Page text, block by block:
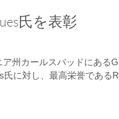
氏を表彰
州カールスバッドにある
に対し、最高栄誉である